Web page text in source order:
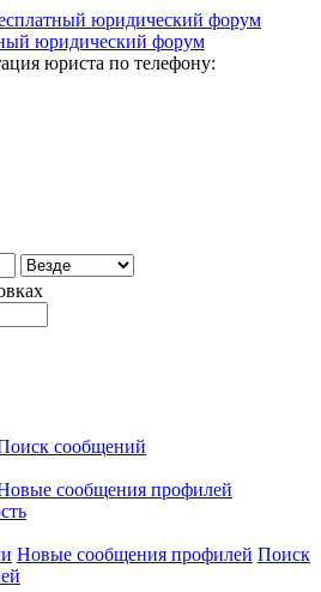
юридический форум
юриста по телефону:
сообщений
сообщения профилей
Новые сообщения профилей Поиск